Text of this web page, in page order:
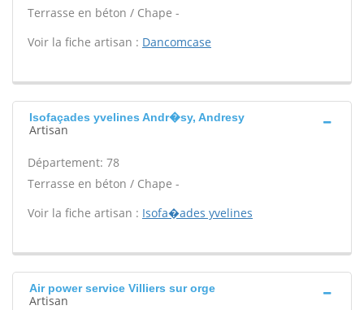
Terrasse en béton / Chape -
Voir la fiche artisan : Dancomcase
Isofaçades yvelines Andr�sy, Andresy
Artisan
Département: 78
Terrasse en béton / Chape -
Voir la fiche artisan : Isofa�ades yvelines
Air power service Villiers sur orge
Artisan